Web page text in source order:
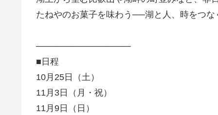
たねやのお菓子を味わう──湖と人、時をつ
───────────────
■日程
10月25日（土）
11月3日（月・祝）
11月9日（日）